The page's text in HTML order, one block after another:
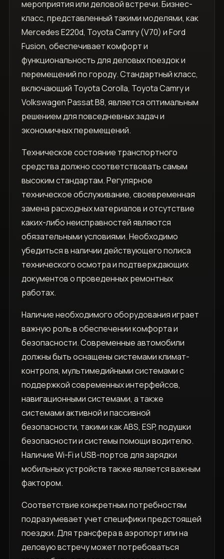
мероприятия или деловой встречи. Бизнес-
класс, представленный такими моделями, как
Mercedes E220d, Toyota Camry (V70) и Ford
Fusion, обеспечивает комфорт и
функциональность для деловых поездок и
перемещений по городу. Стандартный класс,
включающий Toyota Corolla, Toyota Camry и
Volkswagen Passat B8, является оптимальным
решением для повседневных задач и
экономичных перемещений.
Техническое состояние транспортного
средства должно соответствовать самым
высоким стандартам. Регулярное
техническое обслуживание, своевременная
замена расходных материалов и отсутствие
каких-либо неисправностей являются
обязательными условиями. Необходимо
убедиться в наличии действующего полиса
технического осмотра и подтверждающих
документов о проведенных ремонтных
работах.
Наличие необходимого оборудования играет
важную роль в обеспечении комфорта и
безопасности. Современные автомобили
должны быть оснащены системами климат-
контроля, мультимедийными системами с
поддержкой современных интерфейсов,
навигационными системами, а также
системами активной и пассивной
безопасности, такими как ABS, ESP, подушки
безопасности и системы помощи водителю.
Наличие Wi-Fi и USB-портов для зарядки
мобильных устройств также является важным
фактором.
Соответствие конкретным потребностям
подразумевает учет специфики предстоящей
поездки. Для трансфера в аэропорт или на
деловую встречу может потребоваться